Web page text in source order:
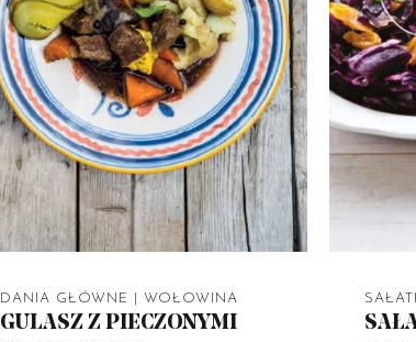
DANIA GŁÓWNE |WOŁOWINA
GULASZ Z PIECZONYMI